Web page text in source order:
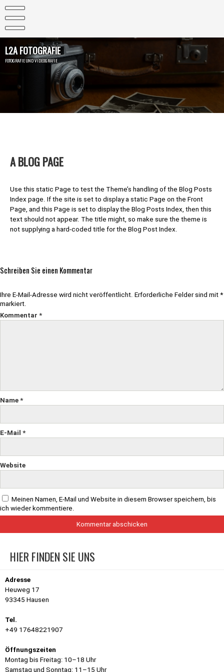
Skip
content
L2A FOTOGRAFIE
FOTOGRAFIE UND VIDEOGRAFIE
A BLOG PAGE
Use this static Page to test the Theme’s handling of the Blog Posts
Index page. If the site is set to display a static Page on the Front
Page, and this Page is set to display the Blog Posts Index, then this
text should not appear. The title might, so make sure the theme is
not supplying a hard-coded title for the Blog Post Index.
Schreiben Sie einen Kommentar
Ihre E-Mail-Adresse wird nicht veröffentlicht. Erforderliche Felder sind mit *
markiert.
Kommentar *
Name *
E-Mail *
Website
Meinen Namen, E-Mail und Website in diesem Browser speichern, bis
ich wieder kommentiere.
HIER FINDEN SIE UNS
Adresse
Heuweg 17
93345 Hausen
Tel.
+49 17648221907
Öffnungszeiten
Montag bis Freitag: 10–18 Uhr
Samstag und Sonntag: 11–15 Uhr